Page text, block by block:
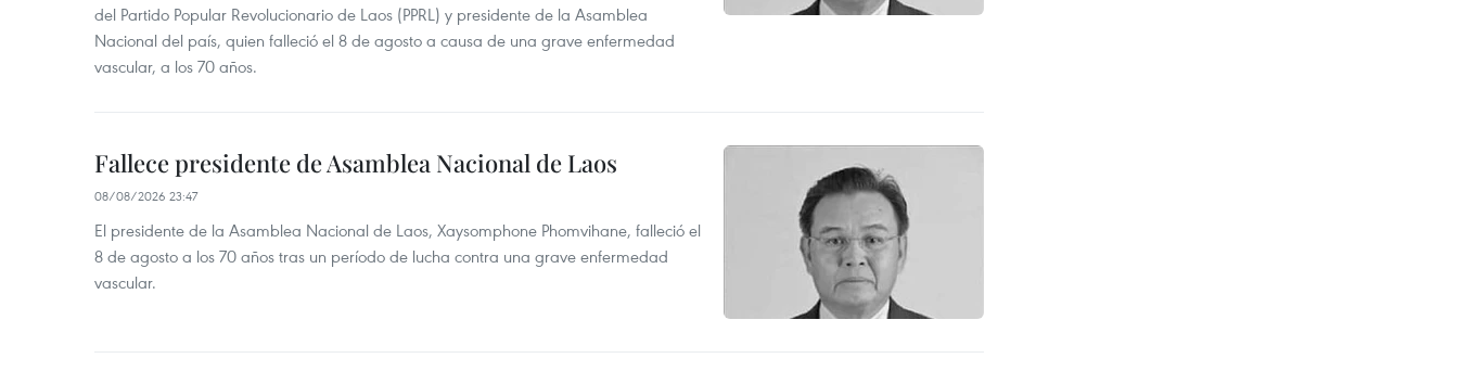
del Partido Popular Revolucionario de Laos (PPRL) y presidente de la Asamblea
Nacional del país, quien falleció el 8 de agosto a causa de una grave enfermedad
vascular, a los 70 años.
Fallece presidente de Asamblea Nacional de Laos
08/08/2026 23:47
El presidente de la Asamblea Nacional de Laos, Xaysomphone Phomvihane, falleció el
8 de agosto a los 70 años tras un período de lucha contra una grave enfermedad
vascular.